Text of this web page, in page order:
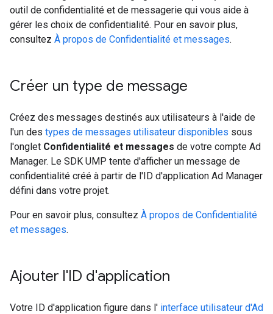
outil de confidentialité et de messagerie qui vous aide à
gérer les choix de confidentialité. Pour en savoir plus,
consultez À propos de Confidentialité et messages.
Créer un type de message
Créez des messages destinés aux utilisateurs à l'aide de
l'un des types de messages utilisateur disponibles sous
l'onglet Confidentialité et messages de votre compte Ad
Manager. Le SDK UMP tente d'afficher un message de
confidentialité créé à partir de l'ID d'application Ad Manager
défini dans votre projet.
Pour en savoir plus, consultez À propos de Confidentialité
et messages.
Ajouter l'ID d'application
Votre ID d'application figure dans l' interface utilisateur d'Ad